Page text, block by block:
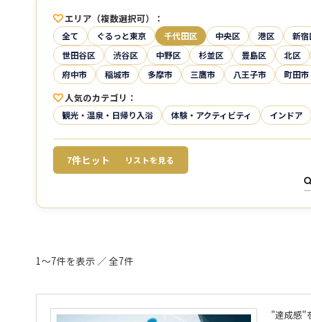
エリア（複数選択可）
全て ぐるっと東京 千代田区 中央区 港区 新宿
世田谷区
渋谷区 中野区 杉並区 豊島区 北区
府中市
稲城市 多摩市 三鷹市 八王子市 町田市
人気のカテゴリ
観光・温泉・日帰り入浴 体験・アクティビティ インドア
7件ヒット リストを見る
1～7件を表示 ／ 全7件